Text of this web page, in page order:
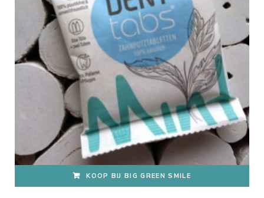
KOOP BIJ BIG GREEN SMILE